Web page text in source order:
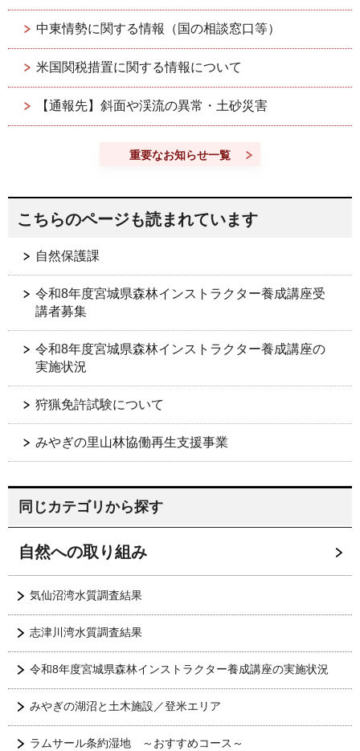
中東情勢に関する情報（国の相談窓口等）
米国関税措置に関する情報について
【通報先】斜面や渓流の異常・土砂災害
重要なお知らせ一覧
こちらのページも読まれています
自然保護課
令和8年度宮城県森林インストラクター養成講座受
講者募集
令和8年度宮城県森林インストラクター養成講座の
実施状況
狩猟免許試験について
みやぎの里山林協働再生支援事業
同じカテゴリから探す
自然への取り組み
気仙沼湾水質調査結果
志津川湾水質調査結果
令和8年度宮城県森林インストラクター養成講座の実施状況
みやぎの湖沼と土木施設／登米エリア
ラムサール条約湿地 ～おすすめコース～